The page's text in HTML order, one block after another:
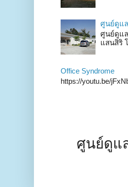
ศูนย์ดูแล
ศูนย์ดูแล
แสนสิริ
Office Syndrome
https://youtu.be/
ศูนย์ดูแ